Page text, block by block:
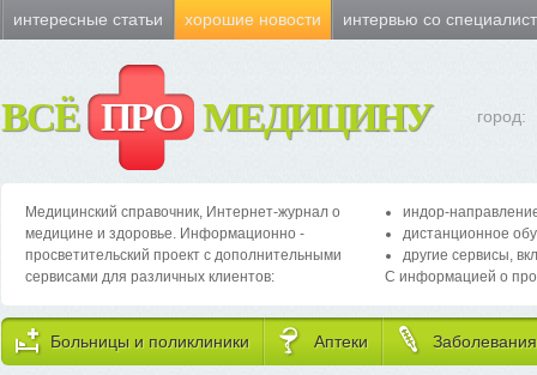
интересные статьи хорошие новости интервью со
ВСЁ ПРО МЕДИЦИНУ город:
Медицинский справочник, Интернет-журнал о
медицине и здоровье. Информационно -
просветительский проект с дополнительными
сервисами для различных клиентов:
индор-
дистанционное
другие сервисы,
С информацией о
Больницы и поликлиники Аптеки Заболевания